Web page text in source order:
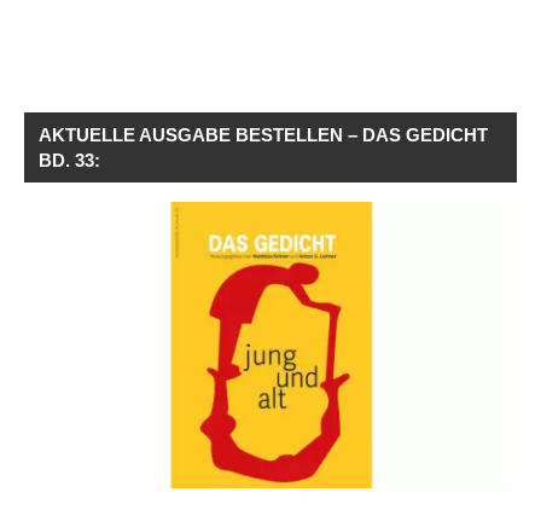
AKTUELLE AUSGABE BESTELLEN – DAS GEDICHT
BD. 33: